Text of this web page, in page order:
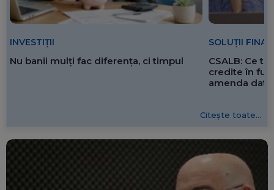
INVESTIȚII
Nu banii mulți fac diferența, ci timpul
SOLUȚII
CSALB: Ce
credite în
amenda
Citește toate...